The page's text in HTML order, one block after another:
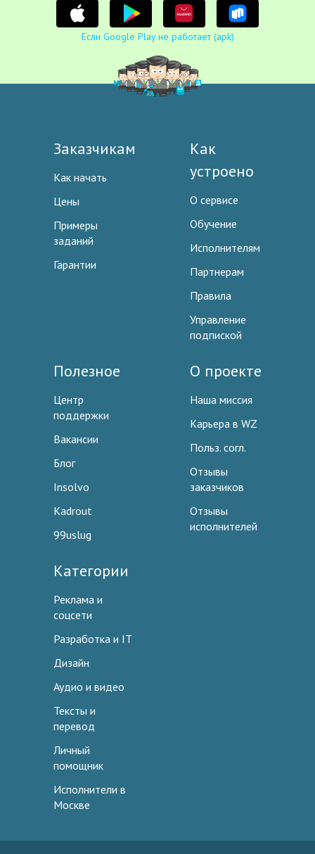
Если Google Play не работает (apk)
Заказчикам
Как начать
Цены
Примеры
заданий
Гарантии
Как
устроено
О сервисе
Обучение
Исполнителям
Партнерам
Правила
Управление
подпиской
Полезное
Центр
поддержки
Вакансии
Блог
Insolvo
Kadrout
99uslug
О проекте
Наша миссия
Карьера в WZ
Польз. согл.
Отзывы
заказчиков
Отзывы
исполнителей
Категории
Реклама и
соцсети
Разработка и IT
Дизайн
Аудио и видео
Тексты и
перевод
Личный
помощник
Исполнители в
Москве